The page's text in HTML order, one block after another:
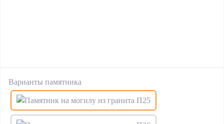
Варианты памятника